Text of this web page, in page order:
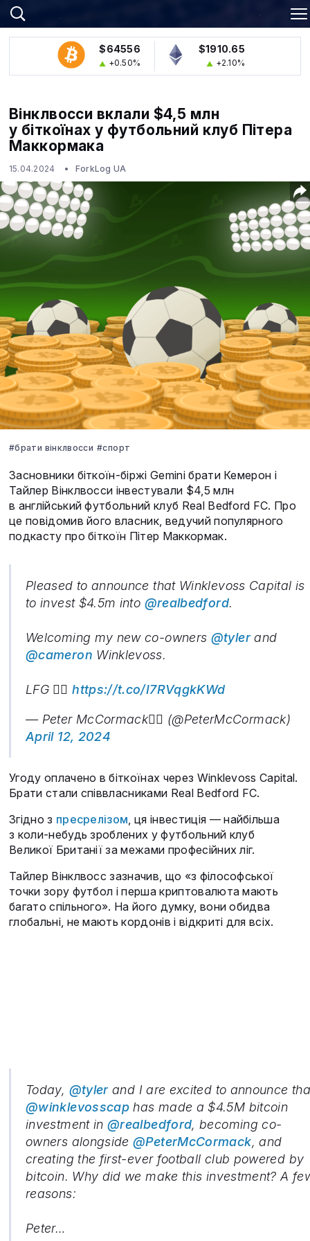
$64556
+0.50%
$1910.65
+2.10%
Вінклвосси вклали $4,5 млн
у біткоїнах у футбольний клуб Пітера
Маккормака
15.04.2024 ForkLog UA
#брати вінклвосси #спорт
Засновники біткоїн-біржі Gemini брати Кемерон і
Тайлер Вінклвосси інвестували $4,5 млн
в англійський футбольний клуб Real Bedford FC. Про
це повідомив його власник, ведучий популярного
подкасту про біткоїн Пітер Маккормак.
Pleased to announce that Winklevoss Capital is
to invest $4.5m into @realbedford.
Welcoming my new co-owners @tylerand
@cameron Winklevoss.
LFG 🏴‍☠️https://t.co/I7RVqgkKWd
— Peter McCormack🏴‍☠️ (@PeterMcCormack)
April 12, 2024
Угоду оплачено в біткоїнах через Winklevoss Capital.
Брати стали співвласниками Real Bedford FC.
Згідно з пресрелізом, ця інвестиція — найбільша
з коли-небудь зроблених у футбольний клуб
Великої Британії за межами професійних ліг.
Тайлер Вінклвосс зазначив, що «з філософської
точки зору футбол і перша криптовалюта мають
багато спільного». На його думку, вони обидва
глобальні, не мають кордонів і відкриті для всіх.
Today, @tylerand I are excited to announce
@winklevosscap has made a $4.5M bitcoin
investment in@realbedford, becoming co-
owners alongside@PeterMcCormack, and
creating the first-ever football club powered by
bitcoin. Why did we make this investment? A
reasons:
Peter…